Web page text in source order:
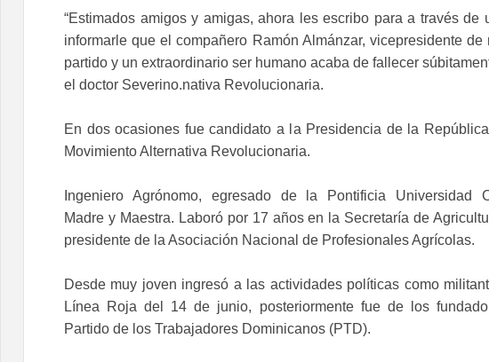
“Estimados amigos y amigas, ahora les escribo para a través de
informarle que el compañero Ramón Almánzar, vicepresidente de
partido y un extraordinario ser humano acaba de fallecer
el doctor Severino.nativa Revolucionaria.
En dos ocasiones fue candidato a la Presidencia de la
Movimiento Alternativa Revolucionaria.
Ingeniero Agrónomo, egresado de la Pontificia Universidad
Madre y Maestra. Laboró por 17 años en la Secretaría de
presidente de la Asociación Nacional de Profesionales Agrícolas.
Desde muy joven ingresó a las actividades políticas como
Línea Roja del 14 de junio, posteriormente fue de los
Partido de los Trabajadores Dominicanos (PTD).